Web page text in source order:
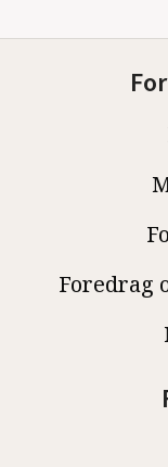
Foredrag